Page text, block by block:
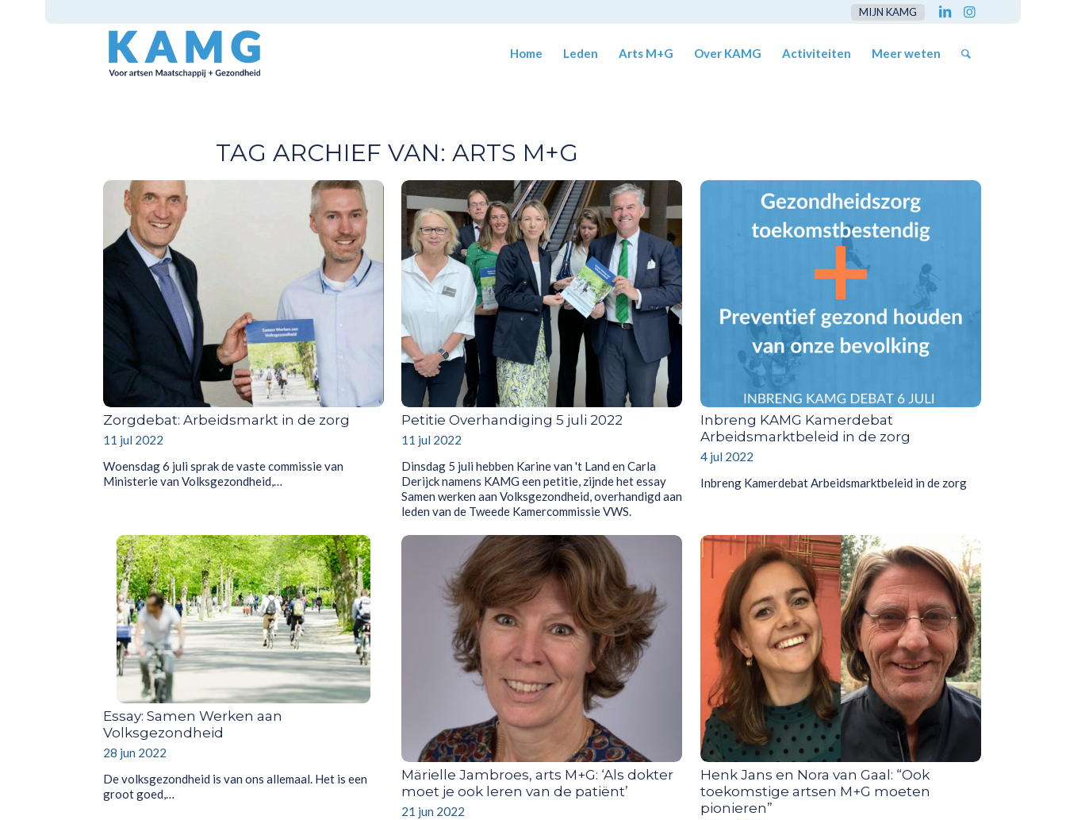
MIJN KAMG
Home Leden Arts M+G Over KAMG Activiteiten Meer weten
TAG ARCHIEF VAN: ARTS M+G
Zorgdebat: Arbeidsmarkt in de zorg
11 jul 2022
Woensdag 6 juli sprak de vaste commissie van
Ministerie van Volksgezondheid,…
Petitie Overhandiging 5 juli 2022
11 jul 2022
Dinsdag 5 juli hebben Karine van 't Land en Carla
Derijck namens KAMG een petitie, zijnde het essay
Samen werken aan Volksgezondheid, overhandigd aan
leden van de Tweede Kamercommissie VWS.
Inbreng KAMG Kamerdebat
Arbeidsmarktbeleid in de zorg
4 jul 2022
Inbreng Kamerdebat Arbeidsmarktbeleid in de zorg
Essay: Samen Werken aan
Volksgezondheid
28 jun 2022
De volksgezondheid is van ons allemaal. Het is een
groot goed,…
Märielle Jambroes, arts M+G: ‘Als dokter
moet je ook leren van de patiënt’
21 jun 2022
Henk Jans en Nora van Gaal: “Ook
toekomstige artsen M+G moeten
pionieren”